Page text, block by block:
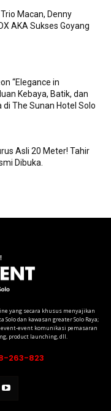
Macan, Denny
AKA Sukses Goyang
“Elegance in
Kebaya, Batik, dan
di The Sunan Hotel Solo
Asli 20 Meter! Tahir
Dibuka.
yang secara khusus menyajikan
dan kawasan greater Solo Raya;
event komunikasi pemasaran
product launching, dll.
263-823